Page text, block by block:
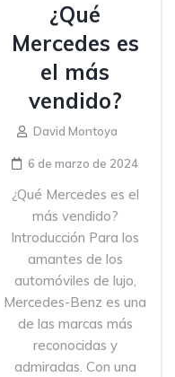
¿Qué
Mercedes es
el más
vendido?
David Montoya
6 de marzo de 2024
¿Qué Mercedes es el
más vendido?
Introducción Para los
amantes de los
automóviles de lujo,
Mercedes-Benz es una
de las marcas más
reconocidas y
admiradas. Con una